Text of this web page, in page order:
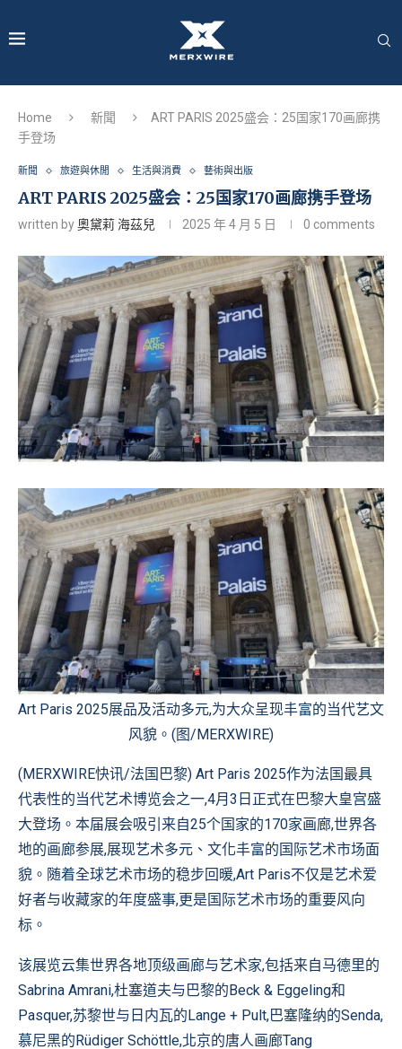
Home 新聞
ART PARIS 2025盛会：25国家170画廊携
手登场
新聞 旅遊與休閒 生活與消費 藝術與出版
ART PARIS 2025盛会：25国家170画廊携手登场
written by奧黛莉 海茲兒 2025 年 4 月 5 日 0 comments
Art Paris 2025展品及活动多元,为大众呈现丰富的当代艺文
风貌。(图/MERXWIRE)
(MERXWIRE快讯/法国巴黎) Art Paris 2025作为法国最具
代表性的当代艺术博览会之一,4月3日正式在巴黎大皇宫盛
大登场。本届展会吸引来自25个国家的170家画廊,世界各
地的画廊参展,展现艺术多元、文化丰富的国际艺术市场面
貌。随着全球艺术市场的稳步回暖,Art Paris不仅是艺术爱
好者与收藏家的年度盛事,更是国际艺术市场的重要风向
标。
该展览云集世界各地顶级画廊与艺术家,包括来自马德里的
Sabrina Amrani,杜塞道夫与巴黎的Beck & Eggeling和
Pasquer,苏黎世与日内瓦的Lange + Pult,巴塞隆纳的Senda,
慕尼黑的Rüdiger Schöttle,北京的唐人画廊Tang